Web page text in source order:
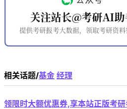
相关话题/基金 经理
领限时大额优惠券,享本站正版考